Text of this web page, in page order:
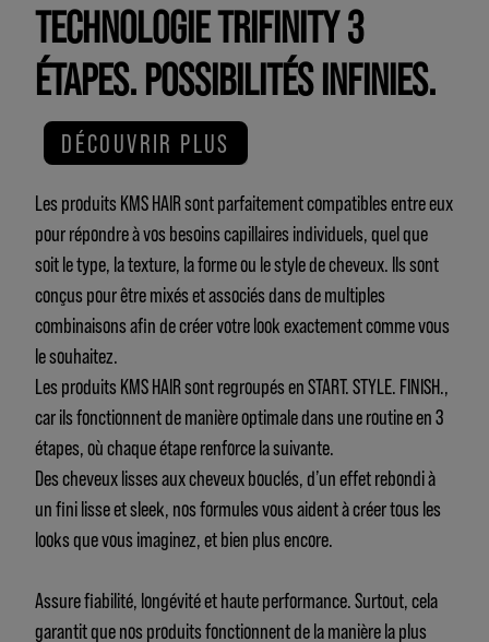
TECHNOLOGIE TRIFINITY 3
ÉTAPES. POSSIBILITÉS INFINIES.
DÉCOUVRIR PLUS
Les produits KMS HAIR sont parfaitement compatibles entre eux
pour répondre à vos besoins capillaires individuels, quel que
soit le type, la texture, la forme ou le style de cheveux. Ils sont
conçus pour être mixés et associés dans de multiples
combinaisons afin de créer votre look exactement comme vous
le souhaitez.
Les produits KMS HAIR sont regroupés en START. STYLE. FINISH.,
car ils fonctionnent de manière optimale dans une routine en 3
étapes, où chaque étape renforce la suivante.
Des cheveux lisses aux cheveux bouclés, d’un effet rebondi à
un fini lisse et sleek, nos formules vous aident à créer tous les
looks que vous imaginez, et bien plus encore.
Assure fiabilité, longévité et haute performance. Surtout, cela
garantit que nos produits fonctionnent de la manière la plus